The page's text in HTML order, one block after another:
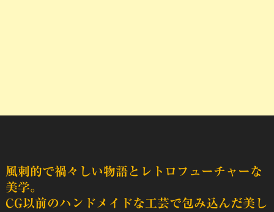
風刺的で禍々しい物語とレトロフューチャーな
美学。
CG以前のハンドメイドな工芸で包み込んだ美し